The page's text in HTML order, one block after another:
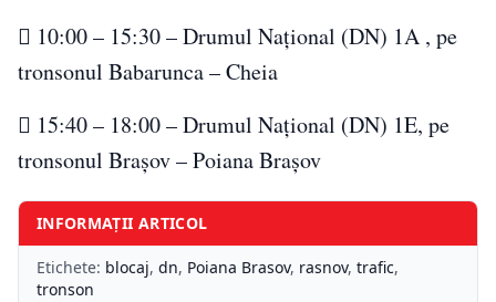
 10:00 – 15:30 – Drumul Național (DN) 1A , pe
tronsonul Babarunca – Cheia
 15:40 – 18:00 – Drumul Național (DN) 1E, pe
tronsonul Brașov – Poiana Brașov
INFORMAȚII ARTICOL
Etichete: blocaj, dn, Poiana Brasov, rasnov, trafic,
tronson